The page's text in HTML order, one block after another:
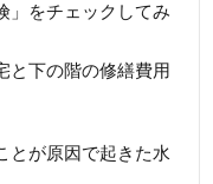
」をチェックしてみ
と下の階の修繕費用
とが原因で起きた水